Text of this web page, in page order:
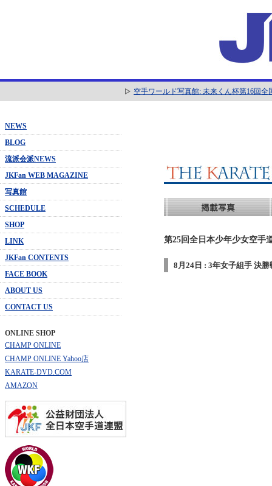
空手ワールド写真館: 未来くん杯第16回
NEWS
BLOG
流派会派NEWS
JKFan WEB MAGAZINE
写真館
SCHEDULE
SHOP
LINK
JKFan CONTENTS
FACE BOOK
ABOUT US
CONTACT US
ONLINE SHOP
CHAMP ONLINE
CHAMP ONLINE Yahoo店
KARATE-DVD.COM
AMAZON
第25回全日本少年少女空手
8月24日 : 3年女子組手 決勝